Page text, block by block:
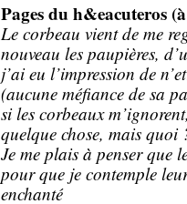
Pages du h&eacuteros
Le corbeau vient de me
nouveau les paupières,
j’ai eu l’impression de
(aucune méfiance de sa
si les corbeaux
quelque chose, mais quoi
Je me plais à penser que
pour que je contemple
enchanté